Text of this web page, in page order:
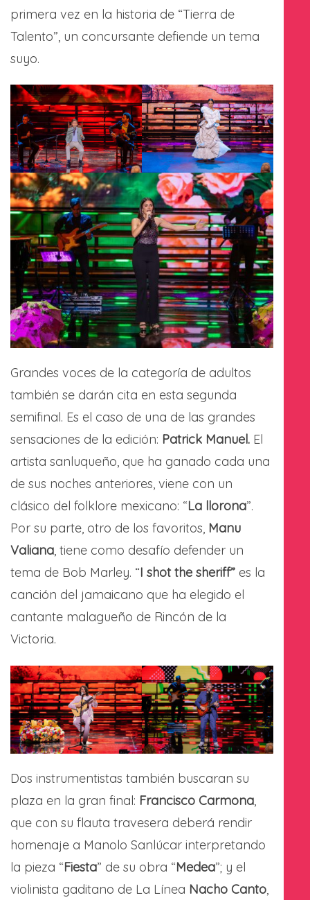
primera vez en la historia de “Tierra de
Talento”, un concursante defiende un tema
suyo.
Grandes voces de la categoría de adultos
también se darán cita en esta segunda
semifinal. Es el caso de una de las grandes
sensaciones de la edición: Patrick Manuel. El
artista sanluqueño, que ha ganado cada una
de sus noches anteriores, viene con un
clásico del folklore mexicano: “La llorona”.
Por su parte, otro de los favoritos, Manu
Valiana, tiene como desafío defender un
tema de Bob Marley. “I shot the sheriff” es la
canción del jamaicano que ha elegido el
cantante malagueño de Rincón de la
Victoria.
Dos instrumentistas también buscaran su
plaza en la gran final: Francisco Carmona
que con su flauta travesera deberá rendir
homenaje a Manolo Sanlúcar interpretando
la pieza “Fiesta” de su obra “Medea”; y el
violinista gaditano de La Línea Nacho Canto